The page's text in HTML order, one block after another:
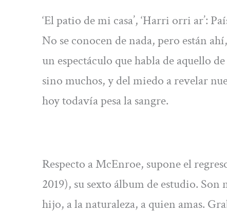
‘El patio de mi casa’, ‘Harri orri ar’:
No se conocen de nada, pero están
un espectáculo que habla de aquello
sino muchos, y del miedo a revelar
hoy todavía pesa la sangre.
Respecto a McEnroe, supone el
2019), su sexto álbum de estudio.
hijo, a la naturaleza, a quien amas.